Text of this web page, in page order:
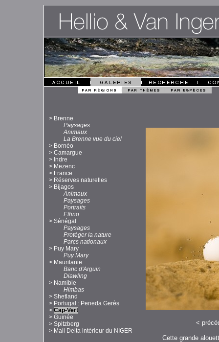
> Brenne
Paysages
Animaux
La Brenne vue du ciel
> Bornéo
> Camargue
> Indre
> Mezenc
> France
> Réserves naturelles
> Bijagos
Animaux
Paysages
Portraits
Ethno
> Sénégal
Paysages
Protéger la nature
Parcs nationaux
> Puy Mary
Puy Mary
> Mauritanie
Banc d'Arguin
Diawling
> Namibie
Himbas
> Shetland
> Portugal : Peneda Gerès
> Cap-Vert
> Guinée
> Spitzberg
> Mali Delta intérieur du NIGER
<
Cette grande